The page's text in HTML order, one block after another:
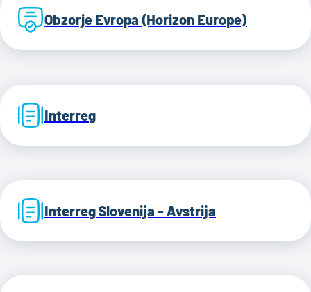
Obzorje Evropa (Horizon Europe)
Interreg
Interreg Slovenija - Avstrija